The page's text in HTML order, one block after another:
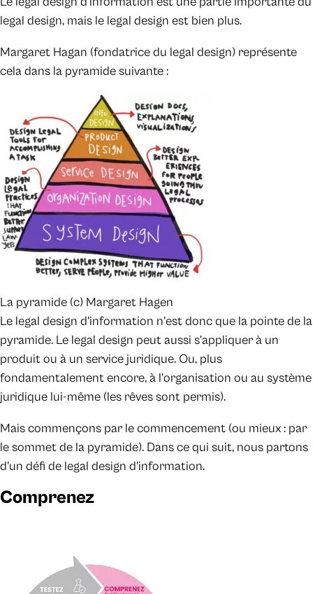
legal design, mais le legal design est bien plus.
Margaret Hagan (fondatrice du legal design) représente
cela dans la pyramide suivante :
La pyramide (c) Margaret Hagen
Le legal design d’information n’est donc que la pointe de la
pyramide. Le legal design peut aussi s’appliquer à un
produit ou à un service juridique. Ou, plus
fondamentalement encore, à l’organisation ou au système
juridique lui-même (les rêves sont permis).
Mais commençons par le commencement (ou mieux : par
le sommet de la pyramide). Dans ce qui suit, nous partons
d’un défi de legal design d’information.
Comprenez